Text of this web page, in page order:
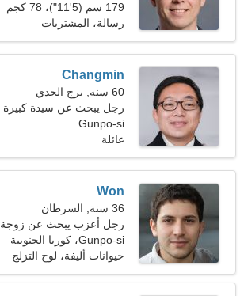
30
179 سم (5'11")، 78 كجم
(171 رطلا)رسالة، المشتريات
Changmin
60 سنه, برج الجدي
رجل يبحث عن سيدة كبيرة
Gunpo-si
عائلة
Won
36 سنة, السرطان
رجل أعزب يبحث عن زوجة
24-33
Gunpo-si، كوريا الجنوبية
حيوانات أليفة، لوح التزلج